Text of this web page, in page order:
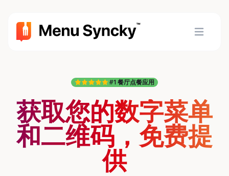
#1 餐厅点餐应用
获取您的数字菜单
和二维码，免费提
供